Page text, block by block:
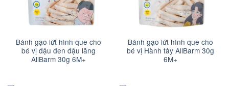
Bánh gạo lứt hình que cho
bé vị đậu đen đậu lăng
AllBarm 30g 6M+
Bánh gạo lứt hình que cho
bé vị Hành tây AllBarm 30g
6M+